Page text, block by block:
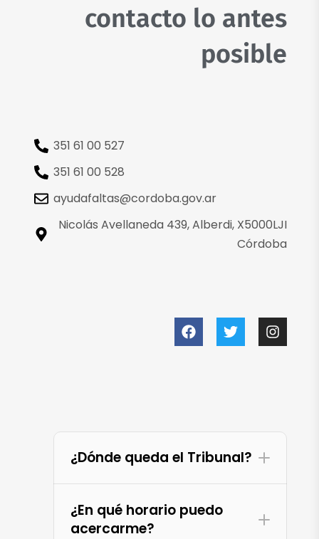
contacto lo antes
posible
351 61 00 527
351 61 00 528
ayudafaltas@cordoba.gov.ar
Nicolás Avellaneda 439, Alberdi, X5000LJI
Córdoba
¿Dónde queda el Tribunal?
¿En qué horario puedo
acercarme?